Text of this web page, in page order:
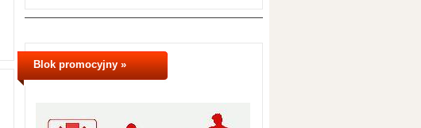
Blok promocyjny »